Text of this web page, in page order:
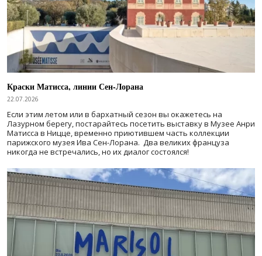
Краски Матисса, линии Сен-Лорана
22.07.2026
Если этим летом или в бархатный сезон вы окажетесь на
Лазурном берегу, постарайтесь посетить выставку в Музее Анри
Матисса в Ницце, временно приютившем часть коллекции
парижского музея Ива Сен-Лорана. Два великих француза
никогда не встречались, но их диалог состоялся!